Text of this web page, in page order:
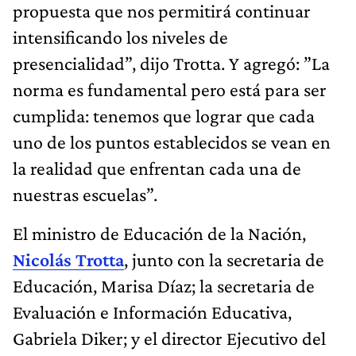
propuesta que nos permitirá continuar
intensificando los niveles de
presencialidad”, dijo Trotta. Y agregó: ”La
norma es fundamental pero está para ser
cumplida: tenemos que lograr que cada
uno de los puntos establecidos se vean en
la realidad que enfrentan cada una de
nuestras escuelas”.
El ministro de Educación de la Nación,
Nicolás Trotta, junto con la secretaria de
Educación, Marisa Díaz; la secretaria de
Evaluación e Información Educativa,
Gabriela Diker; y el director Ejecutivo del